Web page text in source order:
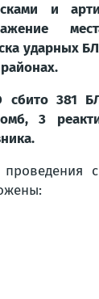
и
ударных
сбито 381
3